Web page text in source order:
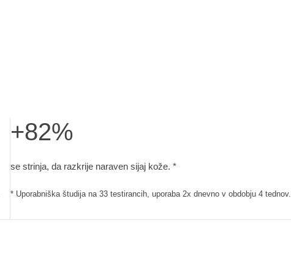
+82%
se strinja, da razkrije naraven sijaj kože. *
* Uporabniška študija na 33 testirancih, uporaba 2x dnevno v obdobju 4 tednov.